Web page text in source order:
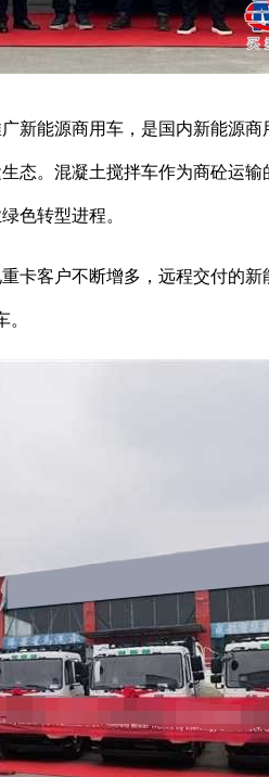
能源商用车，是国内新能源商
态。混凝土搅拌车作为商砼运
色转型进程。
客户不断增多，远程交付的新